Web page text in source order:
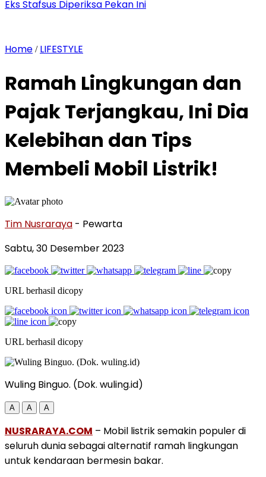
Eks Stafsus Diperiksa Pekan Ini
Home / LIFESTYLE
Ramah Lingkungan dan
Pajak Terjangkau, Ini Dia
Kelebihan dan Tips
Membeli Mobil Listrik!
Tim Nusraraya - Pewarta
Sabtu, 30 Desember 2023
URL berhasil dicopy
URL berhasil dicopy
Wuling Binguo. (Dok. wuling.id)
A A A
NUSRARAYA.COM – Mobil listrik semakin populer di
seluruh dunia sebagai alternatif ramah lingkungan
untuk kendaraan bermesin bakar.